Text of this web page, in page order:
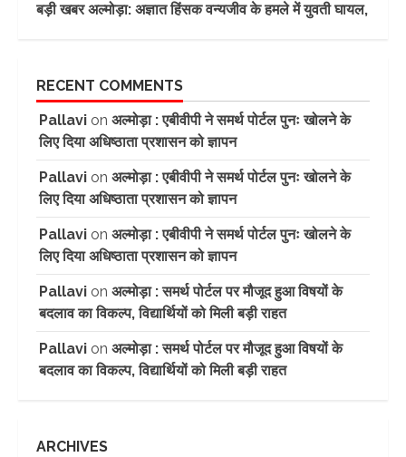
बड़ी खबर अल्मोड़ा: अज्ञात हिंसक वन्यजीव के हमले में युवती घायल,
RECENT COMMENTS
Pallavi on अल्मोड़ा : एबीवीपी ने समर्थ पोर्टल पुनः खोलने के
लिए दिया अधिष्ठाता प्रशासन को ज्ञापन
Pallavi on अल्मोड़ा : एबीवीपी ने समर्थ पोर्टल पुनः खोलने के
लिए दिया अधिष्ठाता प्रशासन को ज्ञापन
Pallavi on अल्मोड़ा : एबीवीपी ने समर्थ पोर्टल पुनः खोलने के
लिए दिया अधिष्ठाता प्रशासन को ज्ञापन
Pallavi on अल्मोड़ा : समर्थ पोर्टल पर मौजूद हुआ विषयों के
बदलाव का विकल्प, विद्यार्थियों को मिली बड़ी राहत
Pallavi on अल्मोड़ा : समर्थ पोर्टल पर मौजूद हुआ विषयों के
बदलाव का विकल्प, विद्यार्थियों को मिली बड़ी राहत
ARCHIVES